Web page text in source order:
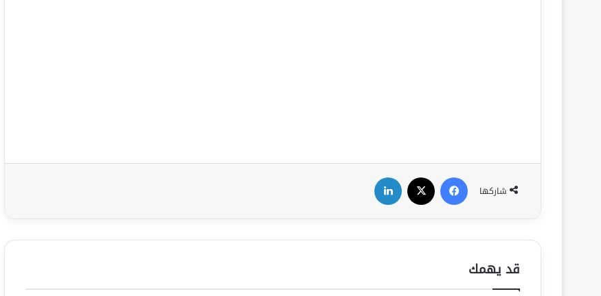
شاركها
فيسبوك
قد يهمك